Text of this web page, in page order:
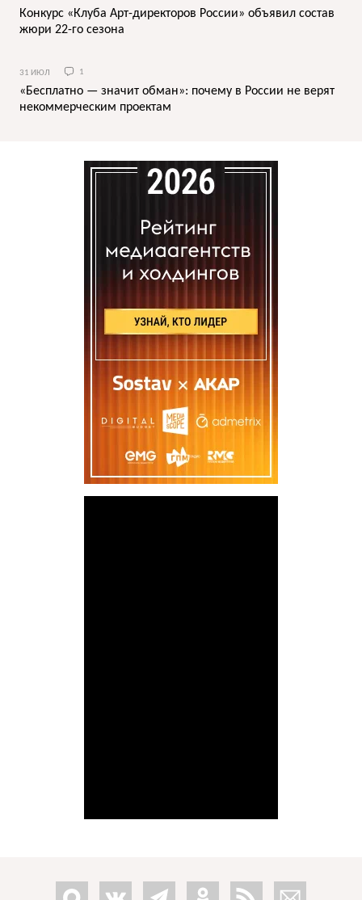
Конкурс «Клуба Арт-директоров России» объявил состав
жюри 22-го сезона
31 ИЮЛ 1
«Бесплатно — значит обман»: почему в России не верят
некоммерческим проектам